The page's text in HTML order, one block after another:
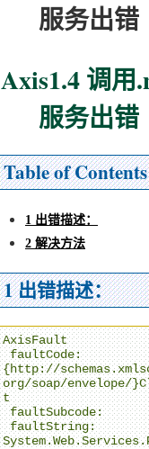
服务出错
Axis1.4 调用
服务出错
Table of Contents
1 出错描述：
2 解决方法
1出错描述：
AxisFault
faultCode:
{http://
org/soap/envelope/
t
faultSubcode:
faultString: